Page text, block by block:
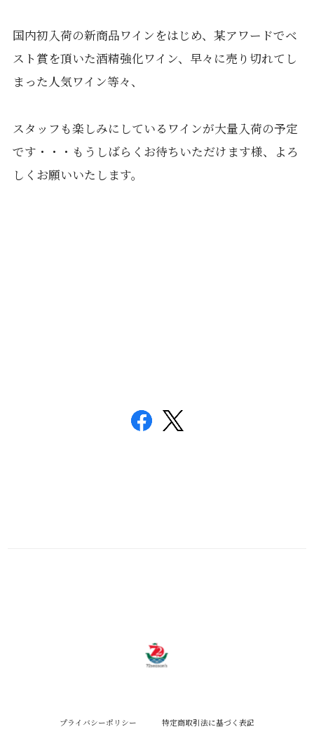
国内初入荷の新商品ワインをはじめ、某アワードでベ
スト賞を頂いた酒精強化ワイン、早々に売り切れてし
まった人気ワイン等々、
スタッフも楽しみにしているワインが大量入荷の予定
です・・・もうしばらくお待ちいただけます様、よろ
しくお願いいたします。
プライバシーポリシー 特定商取引法に基づく表記